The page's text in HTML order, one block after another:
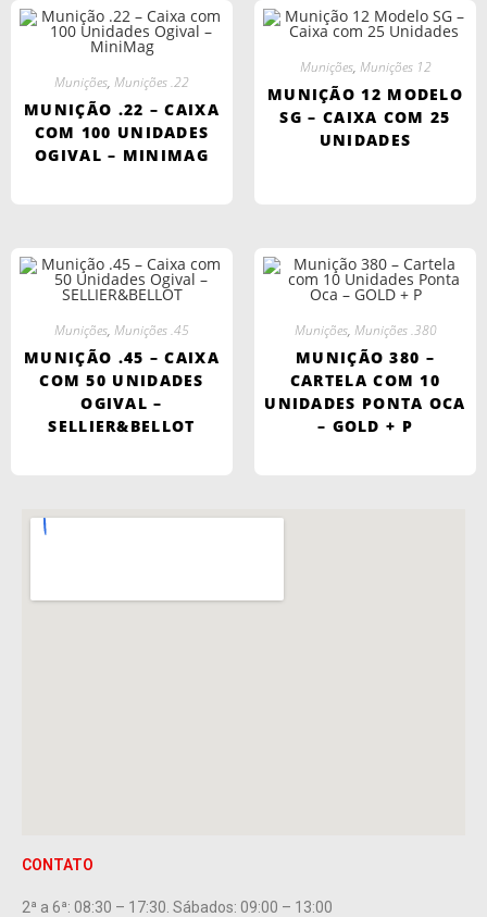
Munições, Munições .22
MUNIÇÃO .22 – CAIXA
COM 100 UNIDADES
OGIVAL – MINIMAG
Munições, Munições 12
MUNIÇÃO 12 MODELO
SG – CAIXA COM 25
UNIDADES
Munições, Munições .45
MUNIÇÃO .45 – CAIXA
COM 50 UNIDADES
OGIVAL –
SELLIER&BELLOT
Munições, Munições .380
MUNIÇÃO 380 –
CARTELA COM 10
UNIDADES PONTA OCA
– GOLD + P
CONTATO
2ª a 6ª: 08:30 – 17:30. Sábados: 09:00 – 13:00